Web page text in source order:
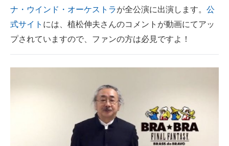
建設×テクノロジーの最前線
ちょっと気になるネットの話題
ナ・ウインド・オーケストラが全公演に出演します。 公
式サイト には、植松伸夫さんのコメントが動画にてアッ
プされていますので、ファンの方は必見ですよ！